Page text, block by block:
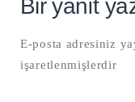
Bir yanıt
E-posta adresiniz
işaretlenmişlerdir